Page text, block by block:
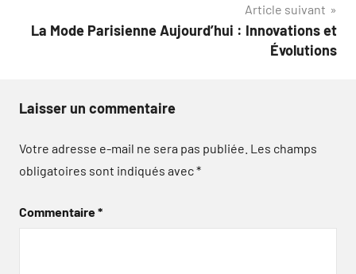
Article suivant
La Mode Parisienne Aujourd’hui : Innovations et
Évolutions
Laisser un commentaire
Votre adresse e-mail ne sera pas publiée. Les champs
obligatoires sont indiqués avec*
Commentaire*